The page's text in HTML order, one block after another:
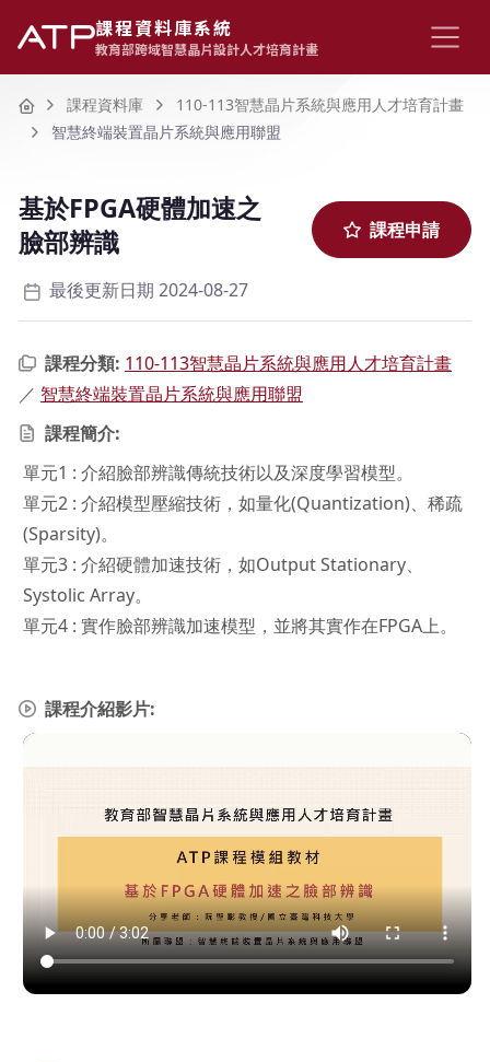
課程資料庫系統
教育部跨域智慧晶片設計人才培育計畫
Home課程資料庫
110-113智慧晶片系統與應用人才培育計畫
智慧終端裝置晶片系統與應用聯盟
基於FPGA硬體加速之
臉部辨識
課程申請
最後更新日期 2024-08-27
課程分類: 110-113智慧晶片系統與應用人才培育計畫
／ 智慧終端裝置晶片系統與應用聯盟
課程簡介:
單元1 : 介紹臉部辨識傳統技術以及深度學習模型。
單元2 : 介紹模型壓縮技術，如量化(Quantization)、稀疏
(Sparsity)。
單元3 : 介紹硬體加速技術，如Output Stationary、
Systolic Array。
單元4 : 實作臉部辨識加速模型，並將其實作在FPGA上。
課程介紹影片: